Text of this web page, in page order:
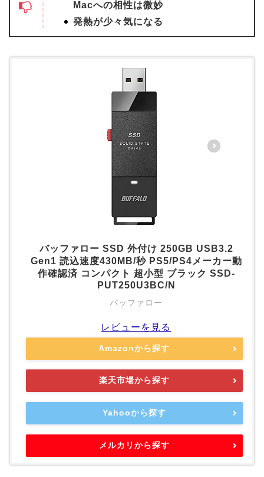
Macへの相性は微妙
発熱が少々気になる
バッファロー SSD 外付け 250GB USB3.2
Gen1 読込速度430MB/秒 PS5/PS4メーカー動
作確認済 コンパクト 超小型 ブラック SSD-
PUT250U3BC/N
バッファロー
レビューを見る
Amazonから探す
楽天市場から探す
Yahooから探す
メルカリから探す